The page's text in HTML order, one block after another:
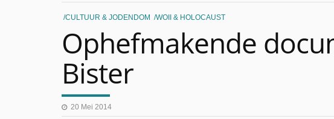
CITYTRIP | ROEMENIË – Boekarest: de verrassing van
“Vandaag zit elke Jood in België op de beklaagdenbank”
CULTUUR & JODENDOM WOII & HOLOCAUST
Ophefmakende
Bister
20 Mei 2014